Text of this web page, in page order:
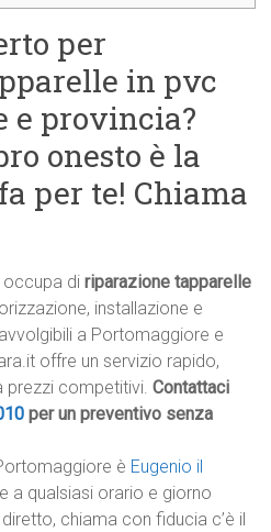
per
in pvc
e provincia?
onesto è la
per te! Chiama
occupa diriparazione tapparelle
installazione e
a Portomaggiore e
offre un servizio rapido,
prezzi competitivi.Contattaci
per un preventivo senza
è Eugenio il
a qualsiasi orario e giorno
chiama con fiducia c’è il